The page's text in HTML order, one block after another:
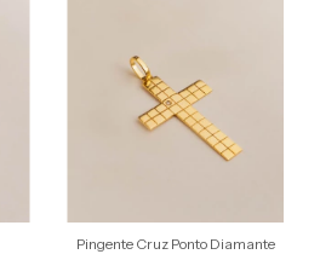
Pingente Cruz Ponto Diamante